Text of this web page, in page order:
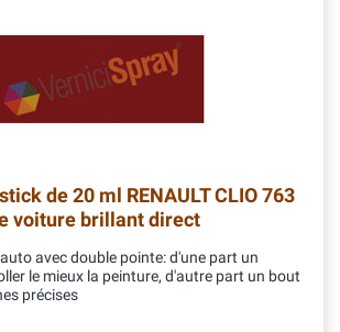
stick de 20 ml RENAULT CLIO 763
voiture brillant direct
avec double pointe: d'une part un
le mieux la peinture, d'autre part un bout
précises